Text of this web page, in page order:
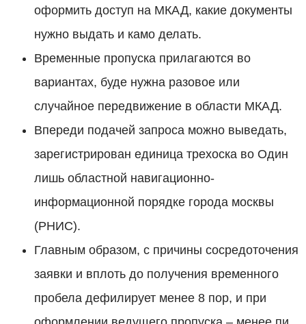
оформить доступ на МКАД, какие документы
нужно выдать и камо делать.
Временные пропуска прилагаются во
вариантах, буде нужна разовое или
случайное передвижение в области МКАД.
Впереди подачей запроса можно выведать,
зарегистрирован единица трехоска во Один
лишь областной навигационно-
информационной порядке города москвы
(РНИС).
Главным образом, с причины сосредоточения
заявки и вплоть до получения временного
пробела дефилирует менее 8 пор, и при